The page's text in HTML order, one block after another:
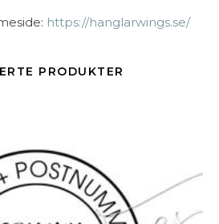
https://hanglarwings.se/
PRODUKTER